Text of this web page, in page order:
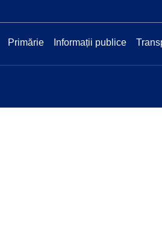
Primărie Informații publice